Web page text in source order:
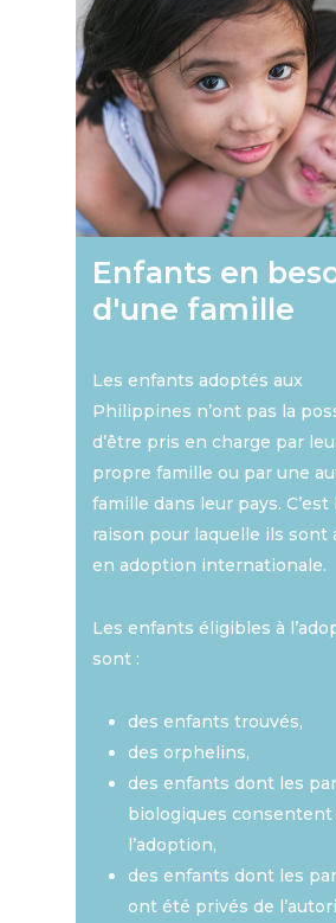
Enfants en
d'une famille
Les enfants adoptés aux
Philippines n’ont pas la
d’être pris en charge par
propre famille ou par une
famille dans leur pays. C’est
raison pour laquelle ils sont
en adoption internationale.
Les enfants éligibles à
sont :
des enfants trouvés,
des orphelins,
des enfants dont les
biologiques consentent
l’adoption,
des enfants dont les
ont été privés de